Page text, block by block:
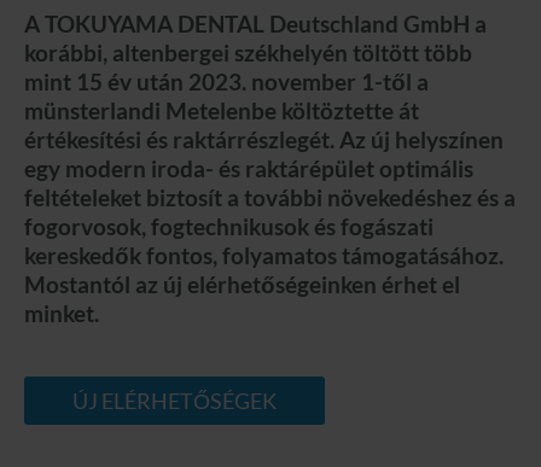
A TOKUYAMA DENTAL Deutschland GmbH a
korábbi, altenbergei székhelyén töltött több
mint 15 év után 2023. november 1-től a
münsterlandi Metelenbe költöztette át
értékesítési és raktárrészlegét. Az új helyszínen
egy modern iroda- és raktárépület optimális
feltételeket biztosít a további növekedéshez és a
fogorvosok, fogtechnikusok és fogászati
kereskedők fontos, folyamatos támogatásához.
Mostantól az új elérhetőségeinken érhet el
minket.
ÚJ ELÉRHETŐSÉGEK